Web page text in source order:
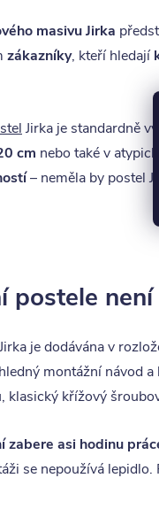
masivu Jirka
zákazníky, kteří hledají
Jirka je standardně
cm nebo také v
– neměla by postel
postele
Jirka je dodávána v
montážní návod a
klasický křížový
zabere asi hodinu
se nepoužívá lepidlo.